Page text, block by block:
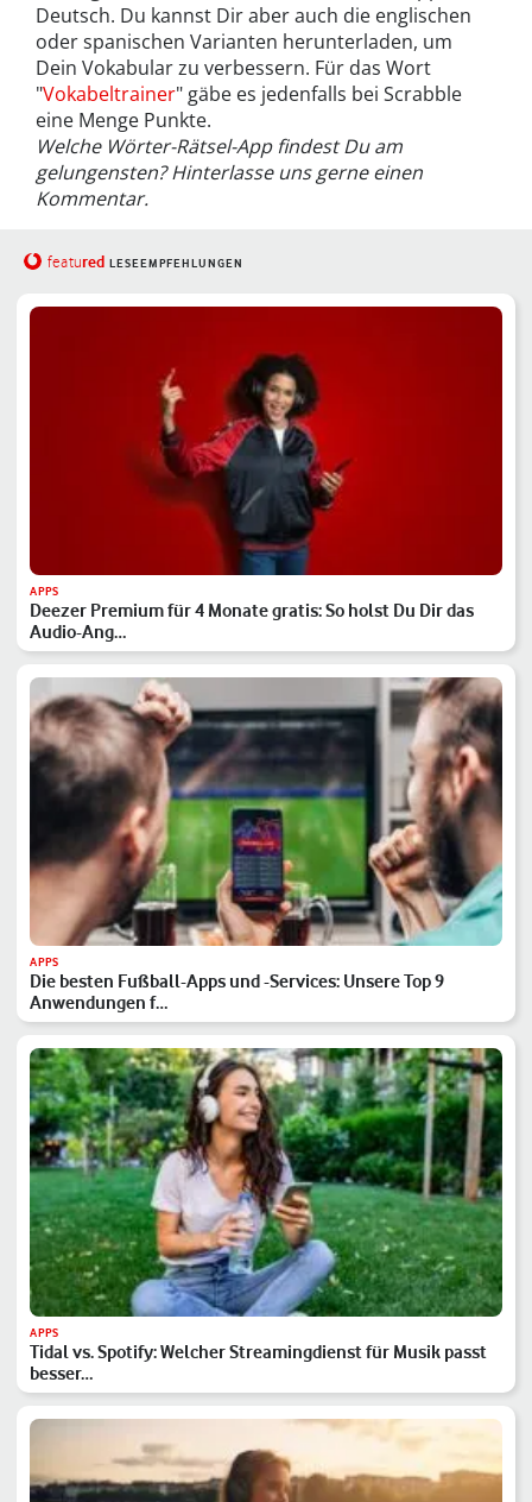
Deutsch. Du kannst Dir aber auch die englischen
oder spanischen Varianten herunterladen, um
Dein Vokabular zu verbessern. Für das Wort
"Vokabeltrainer" gäbe es jedenfalls bei Scrabble
eine Menge Punkte.
Welche Wörter-Rätsel-App findest Du am
gelungensten? Hinterlasse uns gerne einen
Kommentar.
featured LESEEMPFEHLUNGEN
APPS
Deezer Premium für 4 Monate gratis: So holst Du Dir das
Audio-Ang…
APPS
Die besten Fußball-Apps und -Services: Unsere Top 9
Anwendungen f…
APPS
Tidal vs. Spotify: Welcher Streamingdienst für Musik passt
besser…